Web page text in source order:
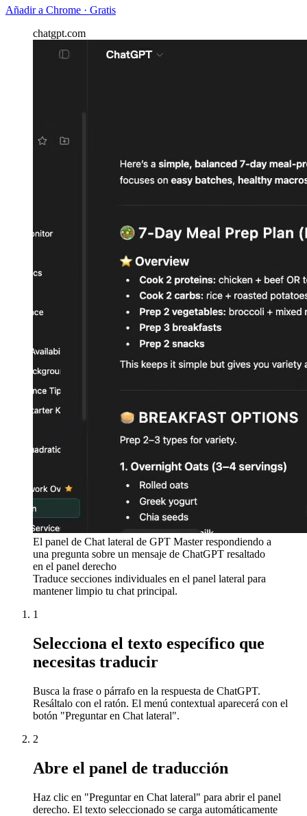
Añadir a Chrome · Gratis
chatgpt.com
El panel de Chat lateral de GPT Master respondiendo a
una pregunta sobre un mensaje de ChatGPT resaltado
en el panel derecho
Traduce secciones individuales en el panel lateral para
mantener limpio tu chat principal.
1
Selecciona el texto específico que
necesitas traducir
Busca la frase o párrafo en la respuesta de ChatGPT.
Resáltalo con el ratón. El menú contextual aparecerá con el
botón "Preguntar en Chat lateral".
2
Abre el panel de traducción
Haz clic en "Preguntar en Chat lateral" para abrir el panel
derecho. El texto seleccionado se carga automáticamente